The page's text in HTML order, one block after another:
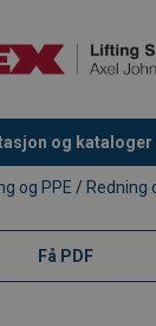
og kataloger
og PPE / Redning
Få PDF